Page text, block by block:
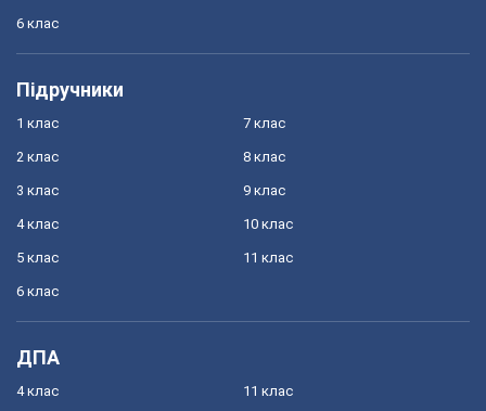
6 клас
Підручники
1 клас
2 клас
3 клас
4 клас
5 клас
6 клас
7 клас
8 клас
9 клас
10 клас
11 клас
ДПА
4 клас 11 клас